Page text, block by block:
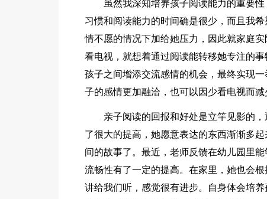
虽然我深知培养孩子阅读能力的重要
习惯和阅读能力的时间确是很少，而且我
情不愿的情况下加给她压力，因此就家庭
看电视，就想着通过阅读能转移她专注的
孩子之间增添交流感情的机会，最终实现
子的感情更加融洽，也可以因少看电视而减
亲子阅读的回报和好处是立竿见影的
了很大的提高，她愿意表达的东西渐渐多
间的故事了。最近，老师反馈在幼儿园里
流畅性有了一定的提高。在家里，她也会
讲给我们听，感觉很有进步。自身体会培